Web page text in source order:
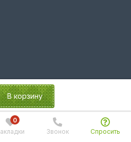
В корзину
0
Звонок
Спросить